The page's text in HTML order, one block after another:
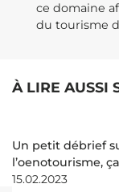
ce domaine
du tourisme
À LIRE AUSSI
Un petit débrief
l’oenotourisme,
15.02.2023